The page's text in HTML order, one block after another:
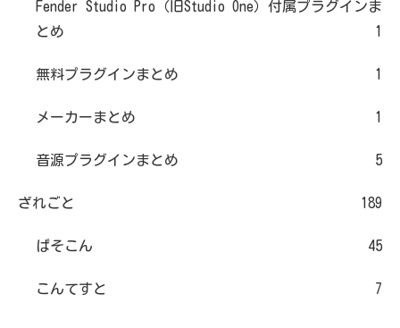
Fender Studio Pro（旧Studio One）付属プラグインま
とめ
1
無料プラグインまとめ 1
メーカーまとめ 1
音源プラグインまとめ 5
ざれごと 189
ぱそこん 45
こんてすと 7